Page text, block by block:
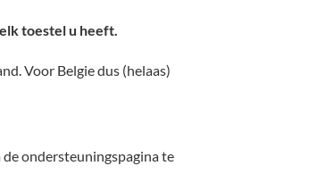
toestel u heeft.
Voor Belgie dus (helaas)
ondersteuningspagina te